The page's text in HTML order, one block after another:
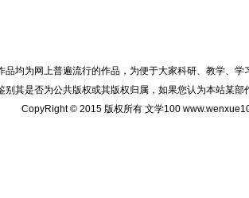
品均为网上普遍流行的作品，为便于大家科研、教学、
别其是否为公共版权或其版权归属，如果您认为本站某
CopyRight © 2015 版权所有 文学100